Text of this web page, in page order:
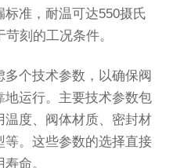
准，耐温可达550摄氏
刻的工况条件。
个技术参数，以确保阀
运行。主要技术参数包
度、阀体材质、密封材
等。这些参数的选择直接
命。